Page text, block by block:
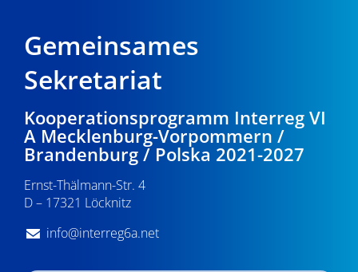
Gemeinsames
Sekretariat
Kooperationsprogramm Interreg VI
A Mecklenburg-Vorpommern /
Brandenburg / Polska 2021-2027
Ernst-Thälmann-Str. 4
D – 17321 Löcknitz
info@interreg6a.net